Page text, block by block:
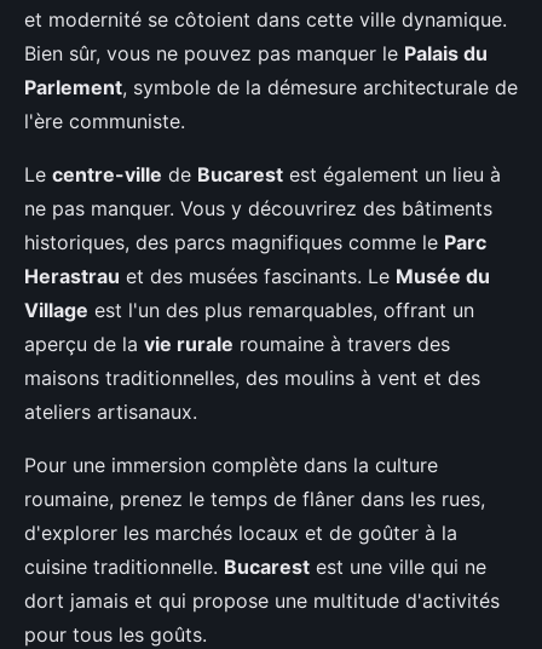
et modernité se côtoient dans cette ville dynamique.
Bien sûr, vous ne pouvez pas manquer le Palais du
Parlement, symbole de la démesure architecturale de
l'ère communiste.
Le centre-ville de Bucarest est également un lieu à
ne pas manquer. Vous y découvrirez des bâtiments
historiques, des parcs magnifiques comme le Parc
Herastrau et des musées fascinants. Le Musée du
Village est l'un des plus remarquables, offrant un
aperçu de la vie rurale roumaine à travers des
maisons traditionnelles, des moulins à vent et des
ateliers artisanaux.
Pour une immersion complète dans la culture
roumaine, prenez le temps de flâner dans les rues,
d'explorer les marchés locaux et de goûter à la
cuisine traditionnelle. Bucarest est une ville qui ne
dort jamais et qui propose une multitude d'activités
pour tous les goûts.